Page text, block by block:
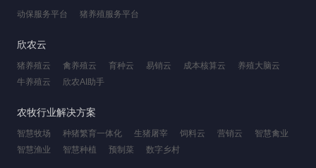
动保服务平台 猪养殖服务平台
欣农云
猪养殖云 禽养殖云 育种云 易销云 成本核算云
养殖大脑云
牛养殖云
欣农AI助手
农牧行业解决方案
智慧牧场 种猪繁育一体化 生猪屠宰 饲料云 营销云
智慧禽业
智慧渔业
智慧种植 预制菜 数字乡村